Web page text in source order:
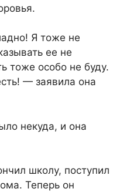
Я тоже не
ее не
тоже особо не буду.
— заявила она
некуда, и она
школу, поступил
Теперь он